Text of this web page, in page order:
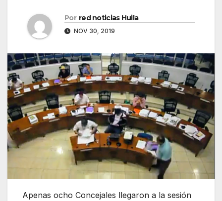
Por red noticias Huila
NOV 30, 2019
Apenas ocho Concejales llegaron a la sesión